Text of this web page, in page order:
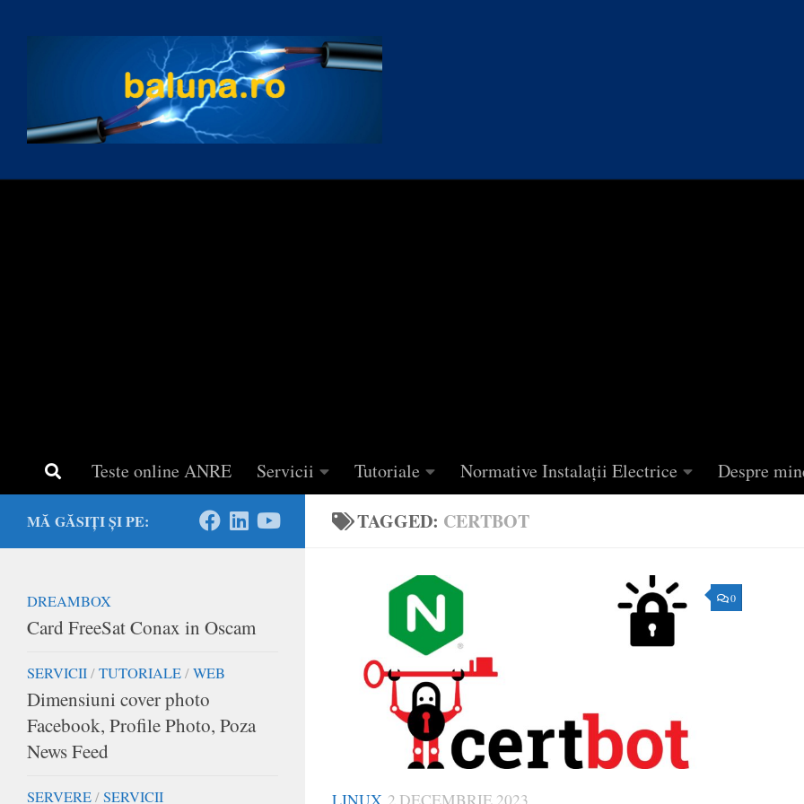
Skip to content
Teste online ANRE Servicii Tutoriale Normative Instalații Electrice Despre
TAGGED: CERTBOT
0
LINUX 2 DECEMBRIE 2023
MĂ GĂSIȚI ȘI PE:
DREAMBOX
Card FreeSat Conax in Oscam
SERVICII/TUTORIALE/WEB
Dimensiuni cover photo
Facebook, Profile Photo, Poza
News Feed
SERVERE/SERVICII